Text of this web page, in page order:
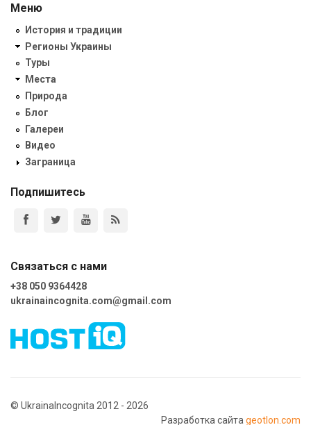
Меню
История и традиции
Регионы Украины
Туры
Места
Природа
Блог
Галереи
Видео
Заграница
Подпишитесь
Связаться с нами
+38 050 9364428
ukrainaincognita.com@gmail.com
© UkrainaIncognita 2012 - 2026
Разработка сайта geotlon.com